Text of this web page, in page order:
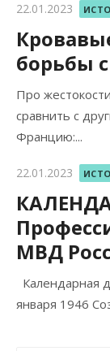
Опубликовано
22.01.2023
борьбы
Про
сравнить с
Францию:...
Опубликовано
22.01.2023
МВД
Календарная
января 1946